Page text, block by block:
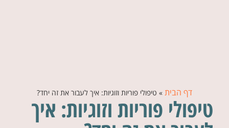
דף הבית » טיפולי פוריות וזוגיות: איך לעבור את זה יחד?
טיפולי פוריות וזוגיות: איך